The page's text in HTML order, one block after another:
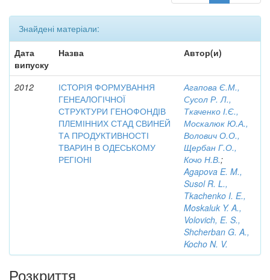
Знайдені матеріали:
Дата
випуску
Назва Автор(и)
2012
ІСТОРІЯ ФОРМУВАННЯ
ГЕНЕАЛОГІЧНОЇ
СТРУКТУРИ ГЕНОФОНДІВ
ПЛЕМІННИХ СТАД СВИНЕЙ
ТА ПРОДУКТИВНОСТІ
ТВАРИН В ОДЕСЬКОМУ
РЕГІОНІ
Агапова Є.М.,
Сусол Р. Л.,
Ткаченко І.Є.,
Москалюк Ю.А.,
Волович О.О.,
Щербан Г.О.,
Кочо Н.В.;
Agapova E. M.,
Susol R. L.,
Tkachenko I. E.,
Moskaluk Y. A.,
Volovich, E. S.,
Shcherban G. A.,
Kocho N. V.
Розкриття